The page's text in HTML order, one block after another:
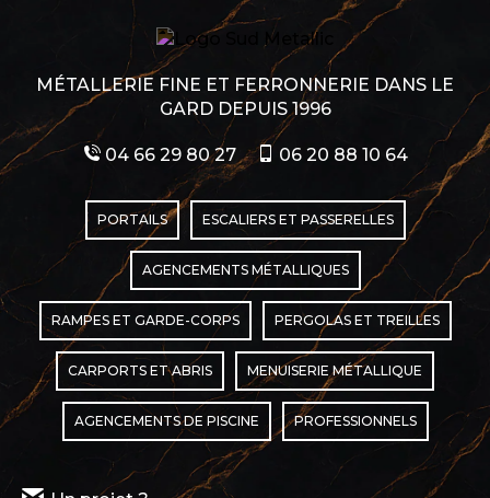
MÉTALLERIE FINE ET FERRONNERIE DANS LE
GARD DEPUIS 1996
04 66 29 80 27 06 20 88 10 64
PORTAILS ESCALIERS ET PASSERELLES
AGENCEMENTS MÉTALLIQUES
RAMPES ET GARDE-CORPS PERGOLAS ET TREILLES
CARPORTS ET ABRIS MENUISERIE MÉTALLIQUE
AGENCEMENTS DE PISCINE PROFESSIONNELS